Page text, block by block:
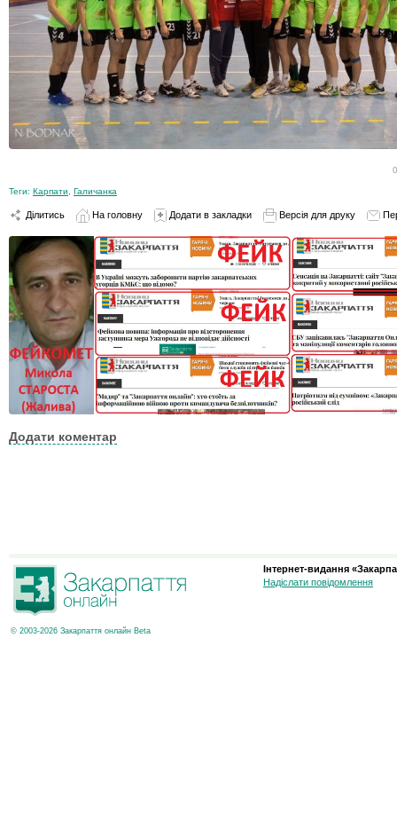
Теги: Карпати Галичанка
Ділитись На головну Додати в закладки Версія для друку
Додати коментар
© 2003-2026 Закарпаття онлайн Beta
Інтернет-видання
Надіслати повідомлення